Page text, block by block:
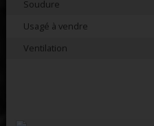
Soudure
Usagé à vendre
Ventilation